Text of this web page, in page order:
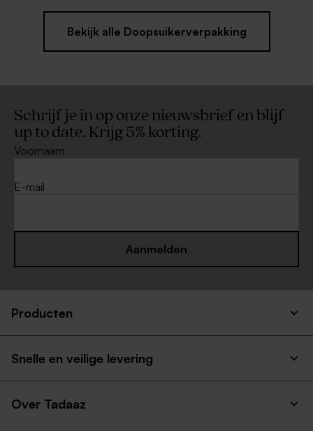
Bekijk alle Doopsuikerverpakking
Schrijf je in op onze nieuwsbrief en blijf
up to date. Krijg 5% korting.
Voornaam
E-mail
Aanmelden
Producten
Snelle en veilige levering
Over Tadaaz